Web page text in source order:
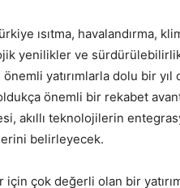
ısıtma, havalandırma,
yenilikler ve
yatırımlarla dolu bir
önemli bir rekabet
akıllı teknolojilerin
belirleyecek.
çok değerli olan bir